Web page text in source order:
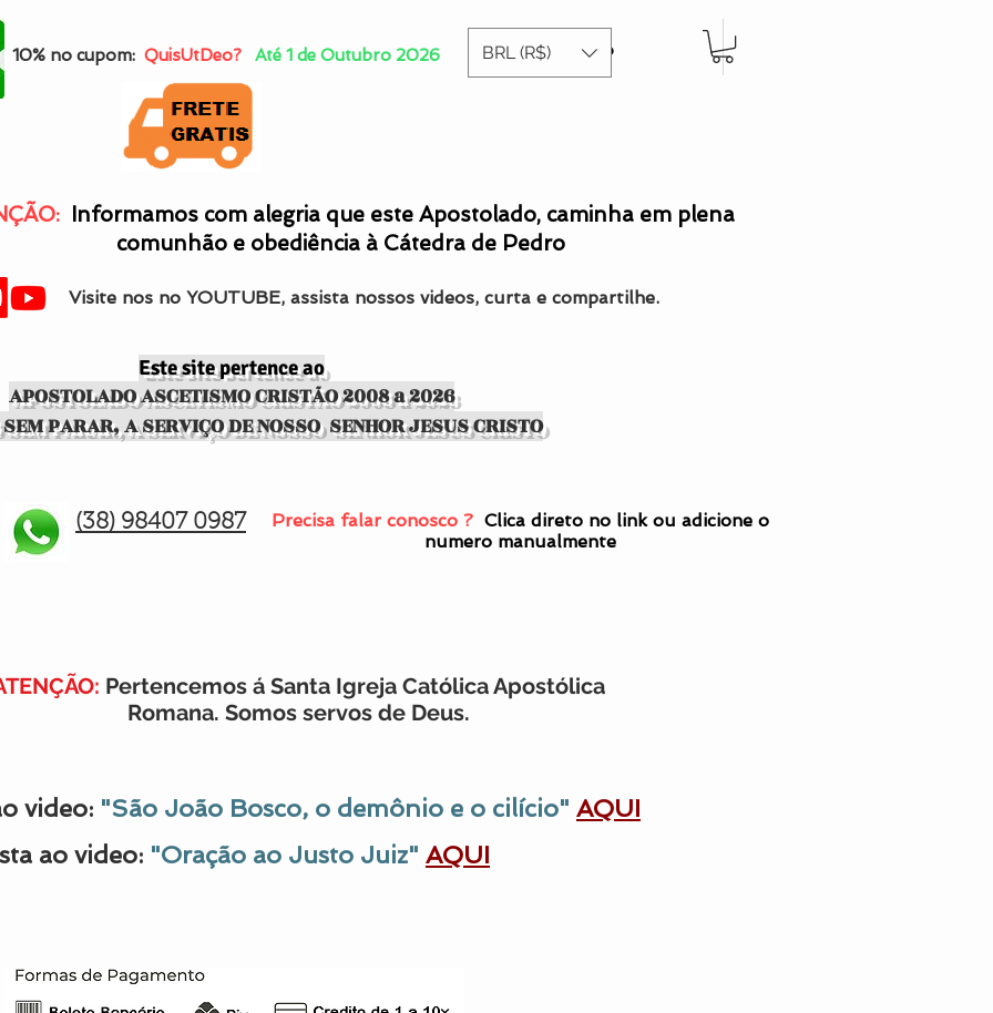
10% no cupom: QuisUtDeo? Até 1 de Outubro 2026 Carrinho
BRL (R$)
Informamos com alegria que este Apostolado, caminha em plena
comunhão e obediência à Cátedra de Pedro
Visite nos no YOUTUBE, assista nossos videos, curta e compartilhe.
Este site pertence ao
APOSTOLADO ASCETISMO CRISTÃO 2008 a 2026
PARAR, A SERVIÇO DE NOSSO SENHOR JESUS CRISTO
(38) 98407 0987 Precisa falar conosco ? Clica direto no link ou adicione o
numero manualmente
Pertencemos á Santa Igreja Católica Apostólica
Romana. Somos servos de Deus.
video: "São João Bosco, o demônio e o cilício" AQUI
ao video: "Oração ao Justo Juiz" AQUI